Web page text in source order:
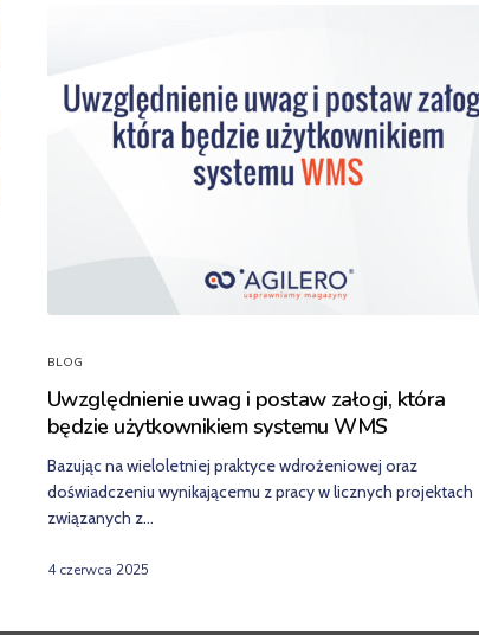
BLOG
Uwzględnienie uwag i postaw załogi, która
będzie użytkownikiem systemu WMS
Bazując na wieloletniej praktyce wdrożeniowej oraz
doświadczeniu wynikającemu z pracy w licznych projektach
związanych z…
4 czerwca 2025